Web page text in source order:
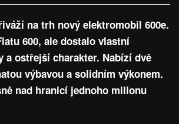
na trh nový elektromobil 600e.
600, ale dostalo vlastní
a ostřejší charakter. Nabízí dvě
výbavou a solidním výkonem.
nad hranicí jednoho milionu